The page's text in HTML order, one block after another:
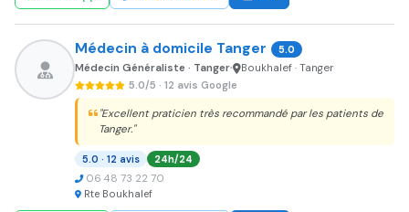
Médecin à domicile Tanger 5.0
Médecin Généraliste · Tanger•
Boukhalef · Tanger
5.0/5 · 12 avis Google
"Excellent praticien très recommandé par les patients de
Tanger."
5.0 · 12 avis 24h/24
06 48 73 22 70
Rte Boukhalef